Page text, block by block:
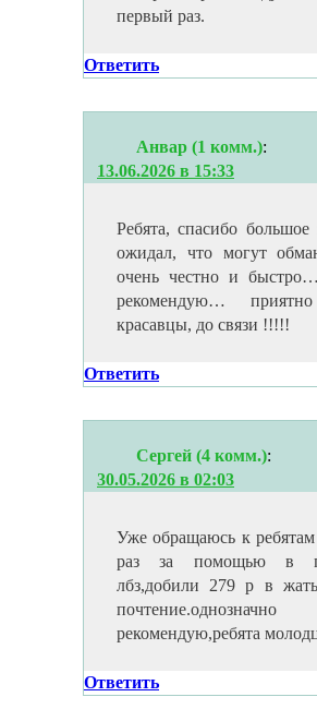
первый раз.
Ответить
Анвар (1 комм.):
13.06.2026 в 15:33
Ребята, спасибо
ожидал, что могут
очень честно и
рекомендую…
красавцы, до связи !!!!!
Ответить
Сергей (4 комм.):
30.05.2026 в 02:03
Уже обращаюсь к
раз за помощью в
лбз,добили 279 р в
почтение.однозначно
рекомендую,ребята
Ответить